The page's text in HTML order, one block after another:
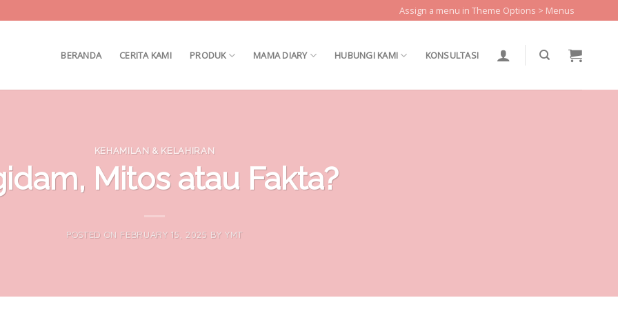
Assign a menu in Theme Options > Menus
BERANDA CERITA KAMI PRODUK MAMA DIARY HUBUNGI KAMI KONSULTASI
KEHAMILAN & KELAHIRAN
Mitos atau Fakta?
POSTED ON FEBRUARY 15, 2025 BYYMT